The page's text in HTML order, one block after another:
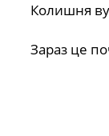
Колишня
Зараз це